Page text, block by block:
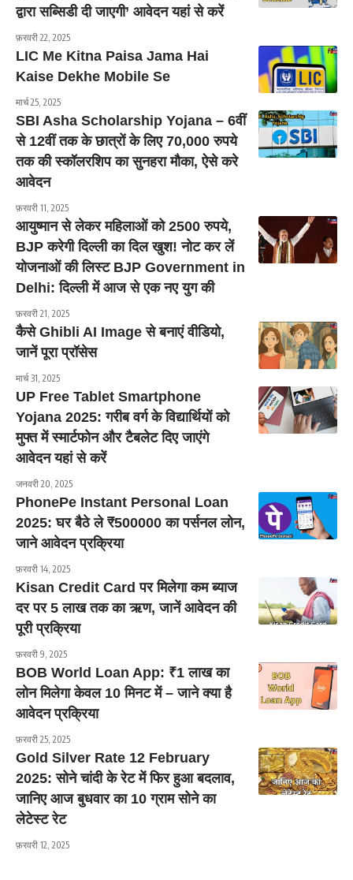
द्वारा सब्सिडी दी जाएगी’ आवेदन यहां से करें
फ़रवरी 22, 2025
LIC Me Kitna Paisa Jama Hai
Kaise Dekhe Mobile Se
मार्च 25, 2025
SBI Asha Scholarship Yojana – 6वीं
से 12वीं तक के छात्रों के लिए 70,000 रुपये
तक की स्कॉलरशिप का सुनहरा मौका, ऐसे करे
आवेदन
फ़रवरी 11, 2025
आयुष्मान से लेकर महिलाओं को 2500 रुपये,
BJP करेगी दिल्ली का दिल खुश! नोट कर लें
योजनाओं की लिस्ट BJP Government in
Delhi: द‍िल्‍ली में आज से एक नए युग की
फ़रवरी 21, 2025
कैसे Ghibli AI Image से बनाएं वीडियो,
जानें पूरा प्रॉसेस
मार्च 31, 2025
UP Free Tablet Smartphone
Yojana 2025: गरीब वर्ग के विद्यार्थियों को
मुफ्त में स्मार्टफोन और टैबलेट दिए जाएंगे
आवेदन यहां से करें
जनवरी 20, 2025
PhonePe Instant Personal Loan
2025: घर बैठे ले ₹500000 का पर्सनल लोन,
जाने आवेदन प्रक्रिया
फ़रवरी 14, 2025
Kisan Credit Card पर मिलेगा कम ब्याज
दर पर 5 लाख तक का ऋण, जानें आवेदन की
पूरी प्रक्रिया
फ़रवरी 9, 2025
BOB World Loan App: ₹1 लाख का
लोन मिलेगा केवल 10 मिनट में – जाने क्या है
आवेदन प्रक्रिया
फ़रवरी 25, 2025
Gold Silver Rate 12 February
2025: सोने चांदी के रेट में फिर हुआ बदलाव,
जानिए आज बुधवार का 10 ग्राम सोने का
लेटेस्ट रेट
फ़रवरी 12, 2025